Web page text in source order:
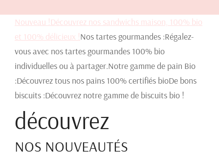
Nouveau !Découvrez nos sandwichs maison, 100% bio
et 100% délicieux !Nos tartes gourmandes :Régalez-
vous avec nos tartes gourmandes 100% bio
individuelles ou à partager.Notre gamme de pain Bio
:Découvrez tous nos pains 100% certifiés bioDe bons
biscuits :Découvrez notre gamme de biscuits bio !
découvrez
NOS NOUVEAUTÉS